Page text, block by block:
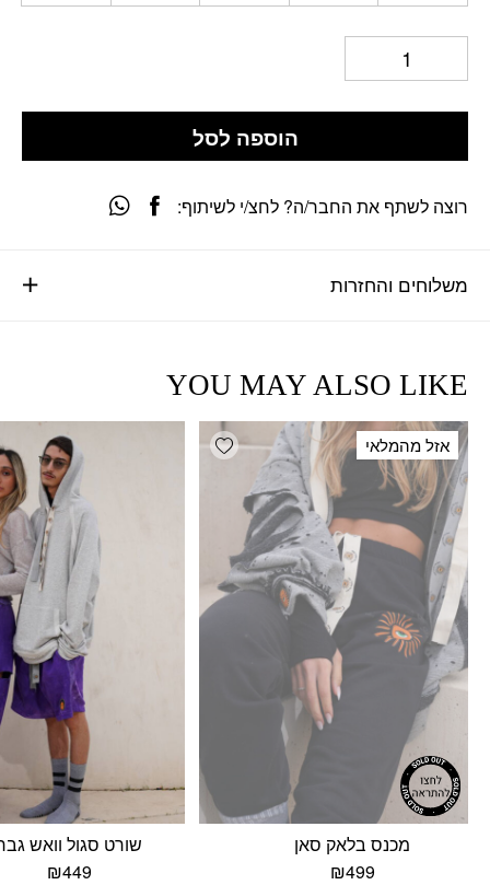
הוספה לסל
משלוחים והחזרות
רוצה לשתף את החבר/ה? לחצ/י לשיתוף:
YOU MAY ALSO LIKE
Add wishlist אזל מהמלאי
מכנס בלאק סאן
₪499
שורט סגול וואש
₪449